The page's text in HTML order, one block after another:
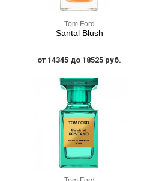
Tom Ford
Santal Blush
от 14345 до 18525 руб.